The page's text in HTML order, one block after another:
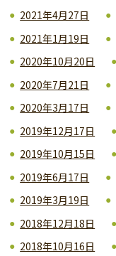
2021年4月27日
2021年1月19日
2020年10月20日
2020年7月21日
2020年3月17日
2019年12月17日
2019年10月15日
2019年6月17日
2019年3月19日
2018年12月18日
2018年10月16日